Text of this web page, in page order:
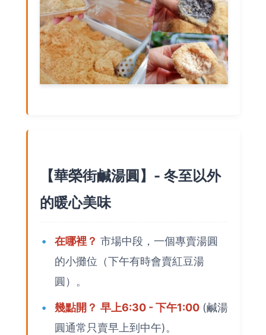
【華榮街鹹湯圓】- 冬至以外
的暖心美味
在哪裡？ 市場中段，一個專賣湯圓
的小攤位（下午有時會賣紅豆湯
圓）。
幾點開？ 早上6:30 - 下午1:00 (鹹湯
圓通常只賣早上到中午)。